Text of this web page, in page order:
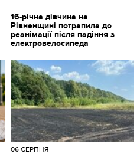
16-річна дівчина на
Рівненщині потрапила до
реанімації після падіння з
електровелосипеда
06 СЕРПНЯ